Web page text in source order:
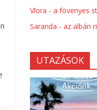
Vlora - a fövenyes
Saranda - az albán
UTAZÁSOK